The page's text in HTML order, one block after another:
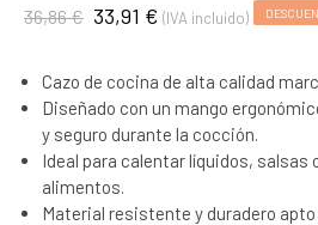
36,86 € 33,91 € (IVA incluido)
Cazo de cocina de alta calidad
Diseñado con un mango
y seguro durante la cocción.
Ideal para calentar líquidos, salsas
alimentos.
Material resistente y duradero apto